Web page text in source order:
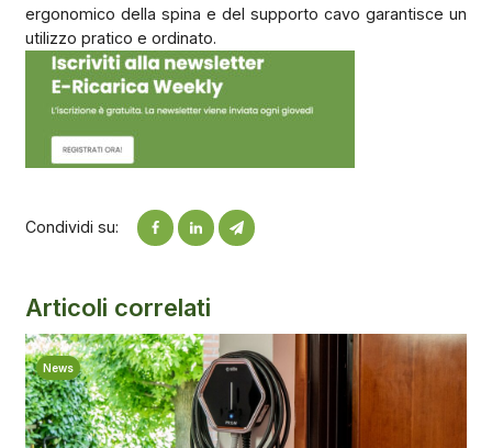
ergonomico della spina e del supporto cavo garantisce un
utilizzo pratico e ordinato.
Condividi su:
Articoli correlati
News